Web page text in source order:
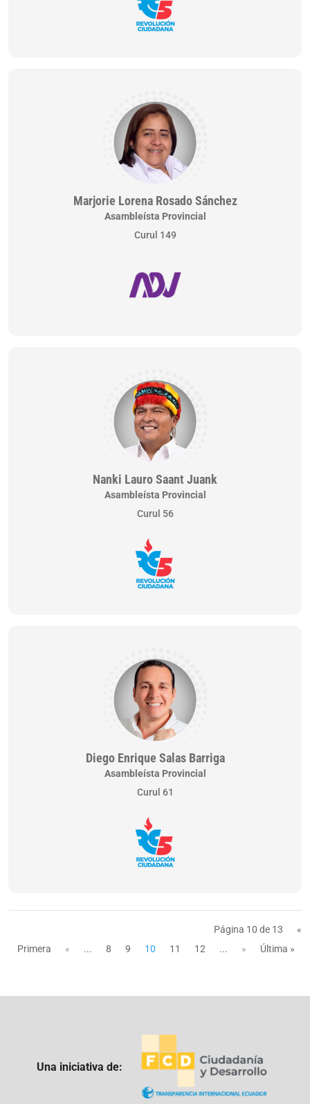
Marjorie Lorena Rosado Sánchez
Asambleísta Provincial
Curul 149
Nanki Lauro Saant Juank
Asambleísta Provincial
Curul 56
Diego Enrique Salas Barriga
Asambleísta Provincial
Curul 61
Página 10 de 13
«
Primera
« ... 8 9 10 11 12 ... » Última »
Una iniciativa de: